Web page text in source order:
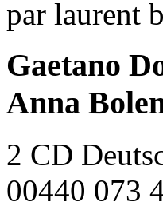
par laurent
Gaetano
Anna
2 CD
00440 073